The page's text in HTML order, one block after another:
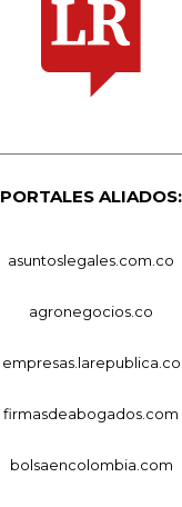
PORTALES ALIADOS:
asuntoslegales.com.co
agronegocios.co
empresas.larepublica.co
firmasdeabogados.com
bolsaencolombia.com